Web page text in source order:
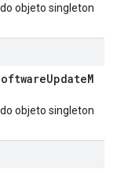
objeto singleton
objeto singleton